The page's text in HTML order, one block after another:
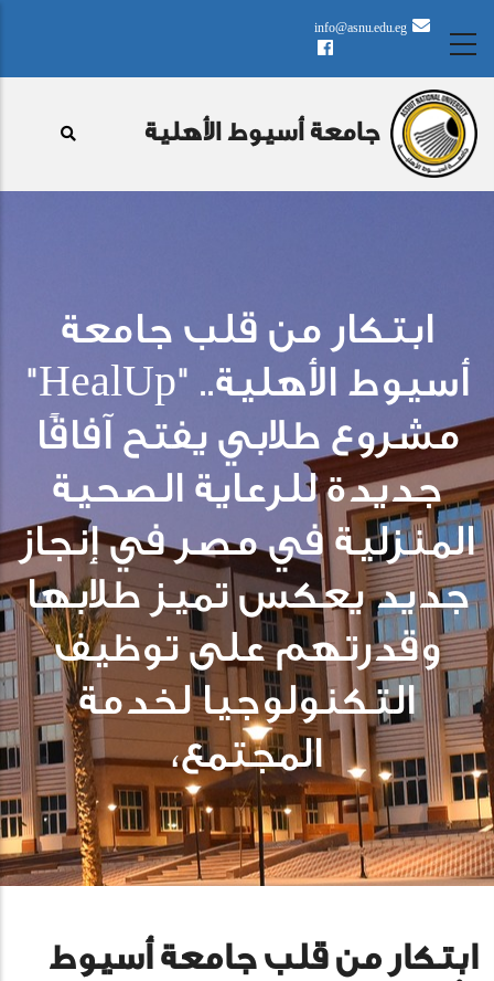
إلى
الرئيسي
info@asnu.edu.eg
جامعة أسيوط الأهلية
ابتكار من قلب جامعة
أسيوط الأهلية.. "HealUp"
مشروع طلابي يفتح آفاقًا
جديدة للرعاية الصحية
المنزلية في مصر في إنجاز
جديد يعكس تميز طلابها
وقدرتهم على توظيف
التكنولوجيا لخدمة
المجتمع،
ابتكار من قلب جامعة أسيوط